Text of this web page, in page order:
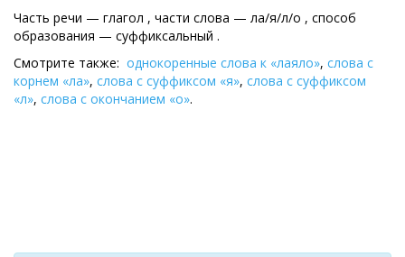
Часть речи — глагол , части слова — ла/я/л/о , cпособ
образования — суффиксальный .
Смотрите также: однокоренные слова к «лаяло», слова с
корнем «ла», слова с суффиксом «я», слова с суффиксом
«л», слова с окончанием «о».